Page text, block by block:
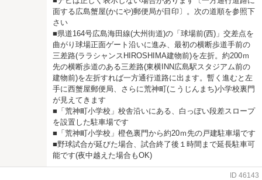
面する広島蟹屋(かにや)郵便局が目印〕。次の道順を参照下
さい
■県道164号広島海田線(大州街道)の「球場前(西)」交差点を
曲がり球場正面ゲート沿いに進み、最初の横断歩道手前の
三差路(ララシャンスHIROSHIMA建物前)を左折。約200ｍ
先の横断歩道のある三差路(東横INN広島駅スタジアム前の
建物前)を左折すれば一方通行道路に出ます。暫く進むと左
手に西蟹屋郵便局、さらに荒神町(こうじんまち)小学校裏門
が見えてきます
■「荒神町小学校」校舎沿いにある、白っぽい段差スロープ
を設置した駐車場です
■「荒神町小学校」橙色裏門から約20ｍ先の戸建駐車場です
■野球試合が延びた場合、試合終了後１時間まで延長駐車可
能です(夜中越えた場合もOK)
ID 46143